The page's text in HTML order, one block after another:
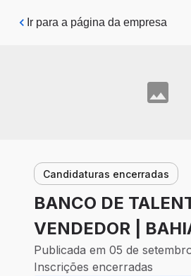
Pular para o conteúdo principal
Ir para a página da empresa
Candidaturas encerradas
BANCO DE
VENDEDOR |
Publicada em 05 de
Inscrições encerradas